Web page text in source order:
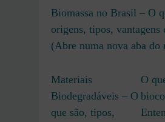
Biomassa no Brasil – O
origens, tipos, vantagens
(Abre numa nova aba do
Materiais
Biodegradáveis – O
que são, tipos,
O